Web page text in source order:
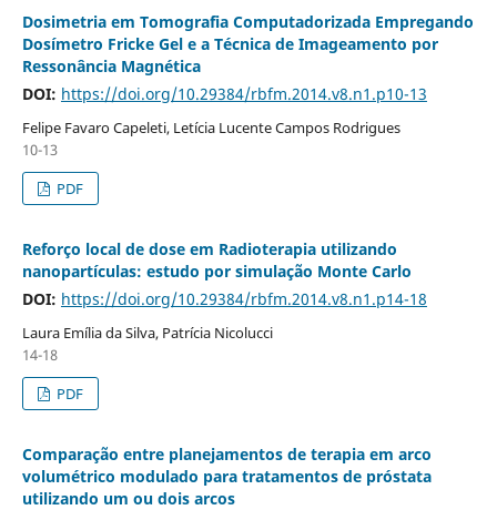
Dosimetria em Tomografia Computadorizada Empregando
Dosímetro Fricke Gel e a Técnica de Imageamento por
Ressonância Magnética
DOI: https://doi.org/10.29384/rbfm.2014.v8.n1.p10-13
Felipe Favaro Capeleti, Letícia Lucente Campos Rodrigues
10-13
PDF
Reforço local de dose em Radioterapia utilizando
nanopartículas: estudo por simulação Monte Carlo
DOI: https://doi.org/10.29384/rbfm.2014.v8.n1.p14-18
Laura Emília da Silva, Patrícia Nicolucci
14-18
PDF
Comparação entre planejamentos de terapia em arco
volumétrico modulado para tratamentos de próstata
utilizando um ou dois arcos